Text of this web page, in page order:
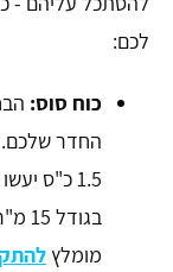
לכם:
כוח סוס:
1.5 כ"ס
בגודל 15 מ"ר
מומלץ להתקין